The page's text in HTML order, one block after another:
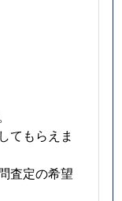
てもらえま
査定の希望